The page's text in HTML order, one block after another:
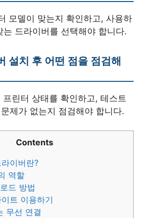
모델이 맞는지 확인하고, 사용하
는 드라이버를 선택해야 합니다.
설치 후 어떤 점을 점검해
린터 상태를 확인하고, 테스트
제가 없는지 점검해야 합니다.
Contents
이버란?
역할
드 방법
트 이용하기
무선 연결